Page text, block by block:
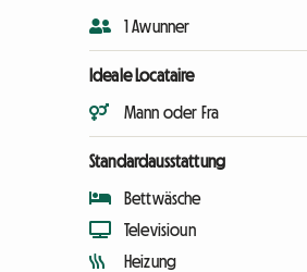
1 Awunner
Ideale Locataire
Mann oder Fra
Standardausstattung
Bettwäsche
Televisioun
Heizung